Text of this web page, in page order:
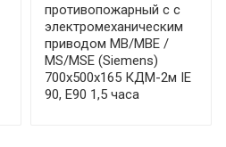
противопожарный с с
электромеханическим
приводом МВ/МВЕ /
MS/MSE (Siemens)
700x500x165 КДМ-2м IE
90, E90 1,5 часа